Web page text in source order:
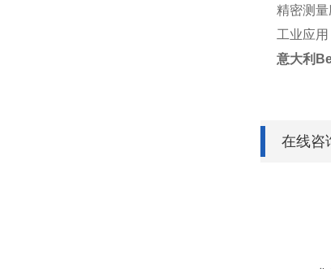
精密测量
工业应用
意大利
在线咨